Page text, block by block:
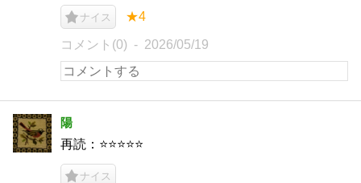
ナイス ★4
コメント(0) 2026/05/19
陽
再読：⭐️⭐️⭐️⭐️⭐️
ナイス